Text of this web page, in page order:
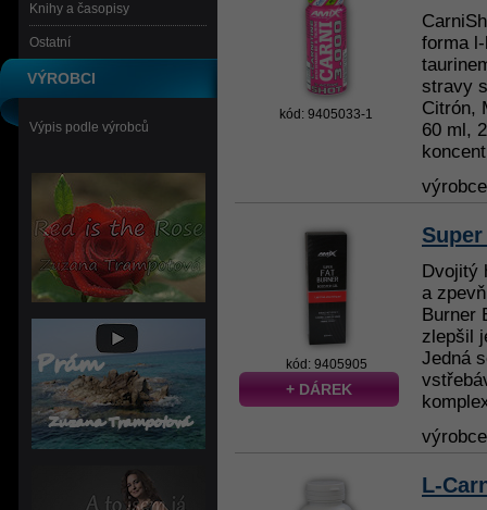
kód: 9405033-1
forma
stravy
Citrón,
60 ml,
kód: 9405905
+ DÁREK
Dvojitý
a
Burner
zlepšil
Jedná
L-
Knihy a časopisy
Ostatní
VÝROBCI
Výpis podle výrobců